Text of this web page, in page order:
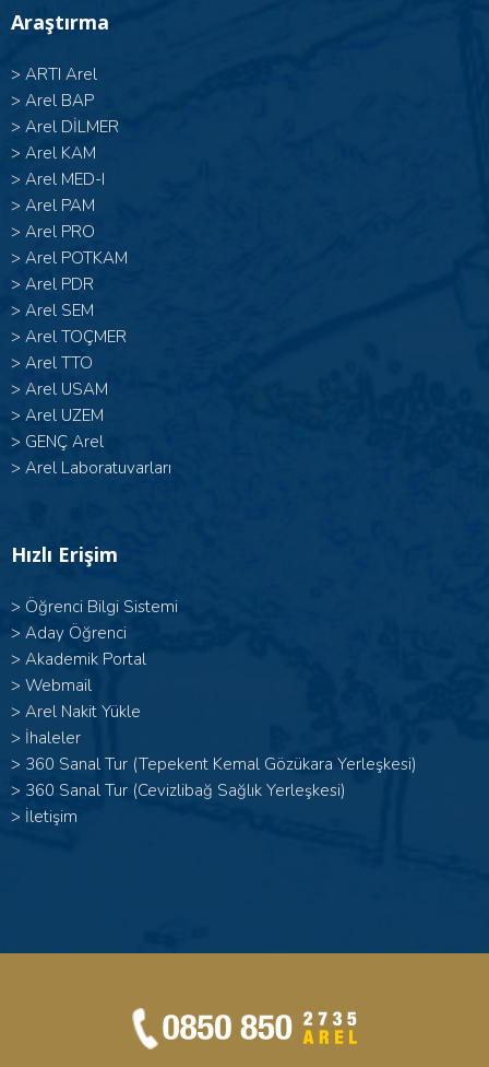
Araştırma
> ARTI Arel
> Arel BAP
> Arel DİLMER
> Arel KAM
> Arel MED-I
> Arel PAM
> Arel PRO
> Arel POTKAM
> Arel PDR
> Arel SEM
> Arel TOÇMER
> Arel TTO
> Arel USAM
> Arel UZEM
> GENÇ Arel
> Arel Laboratuvarları
Hızlı Erişim
> Öğrenci Bilgi Sistemi
> Aday Öğrenci
> Akademik Portal
> Webmail
> Arel Nakit Yükle
> İhaleler
> 360 Sanal Tur (Tepekent Kemal Gözükara Yerleşkesi)
> 360 Sanal Tur (Cevizlibağ Sağlık Yerleşkesi)
> İletişim